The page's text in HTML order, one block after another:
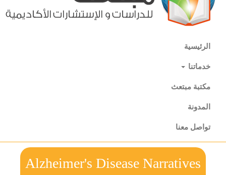
الرئيسية
خدماتنا
مكتبة مبتعث
المدونة
تواصل معنا
Alzheimer's Disease Narratives